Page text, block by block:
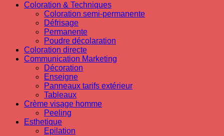
Coloration & Techniques
Coloration semi-permanente
Défrisage
Permanente
Poudre décolaration
Coloration directe
Communication Marketing
Décoration
Enseigne
Panneaux tarifs extérieur
Tableaux
Crème visage homme
Peeling
Esthetique
Epilation